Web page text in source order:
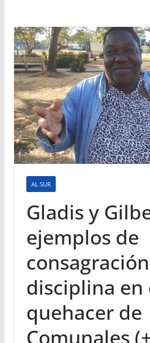
AL SUR
Gladis y
ejemplos de
disciplina en
quehacer de
Comunales